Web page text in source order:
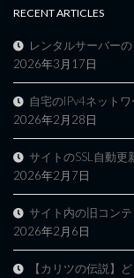
RECENT ARTICLES
レンタルサーバー
2026年3月17日
自宅のIPv4ネット
2026年2月28日
サイトのSSL自動更
2026年2月7日
サイト内の旧コン
2026年2月6日
【カリツの伝説】